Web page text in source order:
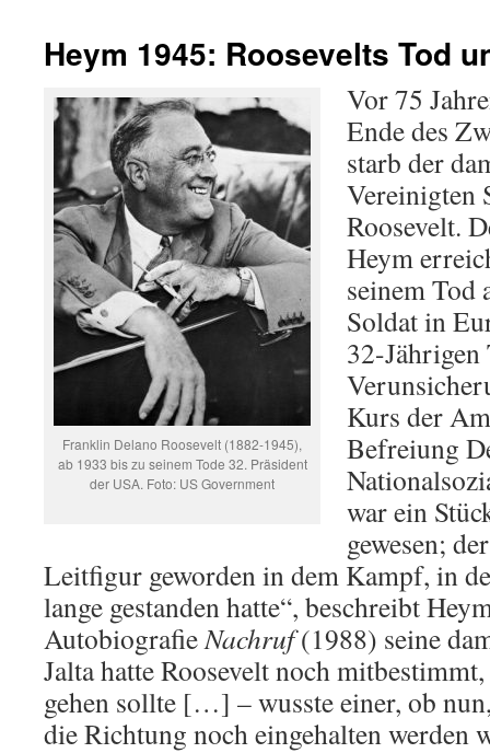
Heym 1945: Roosevelts Tod
Franklin Delano Roosevelt (1882-1945),
ab 1933 bis zu seinem Tode 32. Präsident
der USA. Foto: US Government
Vor 75
Ende des
starb der
Vereinigten
Roosevelt.
Heym
seinem Tod
Soldat in
32-Jährigen
Kurs der
Befreiung
war ein
gewesen;
Leitfigur geworden in dem Kampf, in
lange gestanden hatte“, beschreibt
AutobiografieNachruf(1988) seine
Jalta hatte Roosevelt noch
gehen sollte […] – wusste einer, ob
die Richtung noch eingehalten werden